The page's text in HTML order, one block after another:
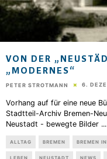
VON DER
„MODERNES“
PETER STROTMANN 6.
Vorhang auf für eine neue
Stadtteil-Archiv Bremen-
Neustadt - bewegte Bilder ...
ALLTAG BREMEN BREMEN
LEBEN NEUSTADT NEWS